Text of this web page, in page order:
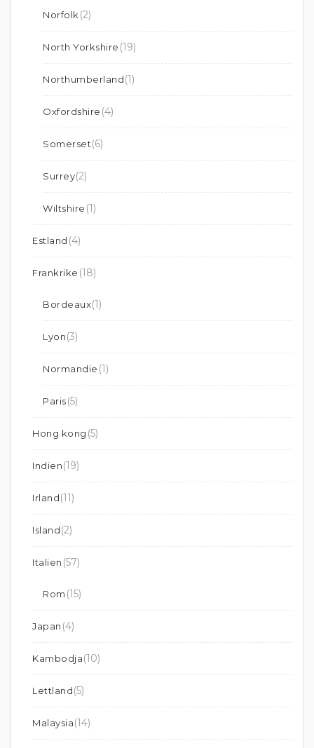
Norfolk (2)
North Yorkshire (19)
Northumberland(1)
Oxfordshire (4)
Somerset(6)
Surrey(2)
Wiltshire (1)
Estland (4)
Frankrike (18)
Bordeaux(1)
Lyon(3)
Normandie (1)
Paris(5)
Hong kong (5)
Indien(19)
Irland(11)
Island(2)
Italien (57)
Rom (15)
Japan (4)
Kambodja(10)
Lettland(5)
Malaysia(14)